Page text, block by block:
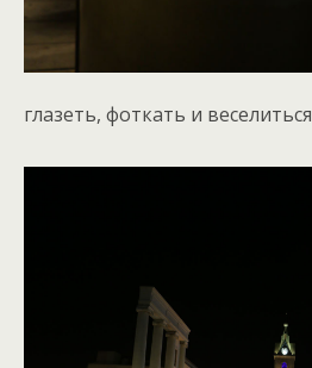
глазеть, фоткать и веселиться